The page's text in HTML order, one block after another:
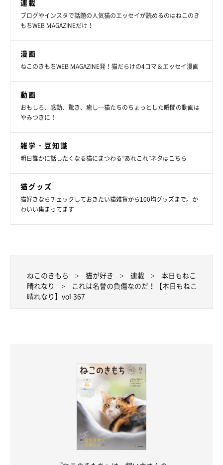
連載
ブログやインスタで話題の人気猫のエッセイが読めるのはねこのき
もちWEB MAGAZINEだけ！
漫画
ねこのきもちWEB MAGAZINE発！猫だらけの4コマ＆エッセイ漫画
動画
おもしろ、感動、驚き、癒し…猫たちのちょっとした瞬間の動画は
やみつきに！
雑学・豆知識
明日誰かに話したくなる猫にまつわる”あれこれ”ネタはこちら
猫グッズ
猫好きならチェックしておきたい猫雑貨から100均グッズまで。か
わいい集まってます
ねこのきもち 猫が好き 連載
本日もねこ
晴れなり
これは名誉の負傷なのだ！【本日もねこ
晴れなり】vol.367